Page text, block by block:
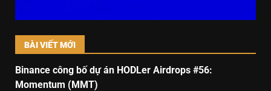
BÀI VIẾT MỚI
Binance công bố dự án HODLer Airdrops #56:
Momentum (MMT)